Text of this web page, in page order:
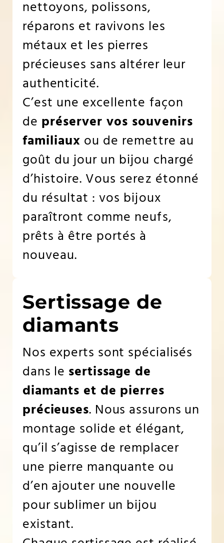
nettoyons, polissons,
réparons et ravivons les
métaux et les pierres
précieuses sans altérer leur
authenticité.
C’est une excellente façon
de préserver vos souvenirs
familiaux ou de remettre au
goût du jour un bijou chargé
d’histoire. Vous serez étonné
du résultat : vos bijoux
paraîtront comme neufs,
prêts à être portés à
nouveau.
Sertissage de
diamants
Nos experts sont spécialisés
dans le sertissage de
diamants et de pierres
précieuses. Nous assurons un
montage solide et élégant,
qu’il s’agisse de remplacer
une pierre manquante ou
d’en ajouter une nouvelle
pour sublimer un bijou
existant.